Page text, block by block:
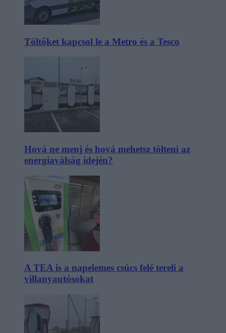
Töltőket kapcsol le a Metro és a Tesco
Hová ne menj és hová mehetsz tölteni az
energiaválság idején?
A TEA is a napelemes csúcs felé tereli a
villanyautósokat